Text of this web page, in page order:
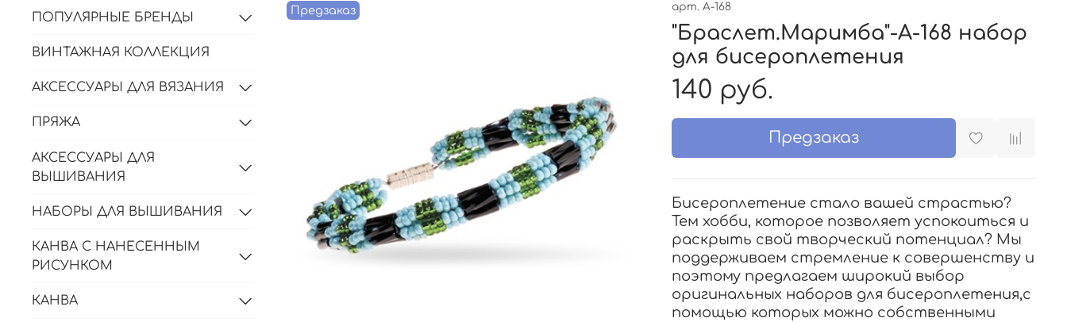
Предзаказ арт. А-168
"Браслет.Маримба"-А-168 набор
для бисероплетения
140 руб.
Предзаказ
Бисероплетение стало вашей страстью?
Тем хобби, которое позволяет успокоиться и
раскрыть свой творческий потенциал? Мы
поддерживаем стремление к совершенству и
поэтому предлагаем широкий выбор
оригинальных наборов для бисероплетения,с
помощью которых можно собственными
ПОПУЛЯРНЫЕ БРЕНДЫ
ВИНТАЖНАЯ КОЛЛЕКЦИЯ
АКСЕССУАРЫ ДЛЯ ВЯЗАНИЯ
ПРЯЖА
АКСЕССУАРЫ ДЛЯ
ВЫШИВАНИЯ
НАБОРЫ ДЛЯ ВЫШИВАНИЯ
КАНВА С НАНЕСЕННЫМ
РИСУНКОМ
КАНВА